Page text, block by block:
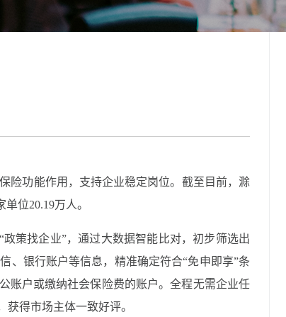
险功能作用，支持企业稳定岗位。截至目前，滁
位20.19万人。
策找企业”，通过大数据智能比对，初步筛选出
、银行账户等信息，精准确定符合“免申即享”条
账户或缴纳社会保险费的账户。全程无需企业任
得市场主体一致好评。